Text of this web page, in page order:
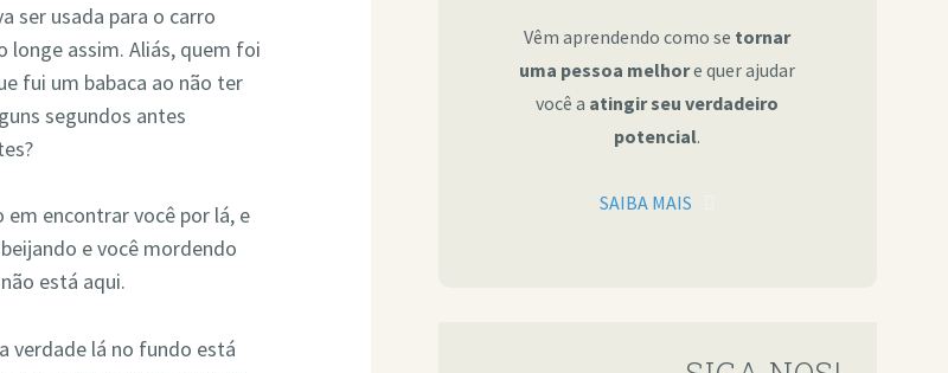
ser usada para o carro
assim. Aliás, quem foi
fui um babaca ao não ter
segundos antes
em encontrar você por lá, e
e você mordendo
está aqui.
verdade lá no fundo está
Vêm aprendendo como se tornar
uma pessoa melhore quer ajudar
você a atingir seu verdadeiro
potencial.
SAIBA MAIS